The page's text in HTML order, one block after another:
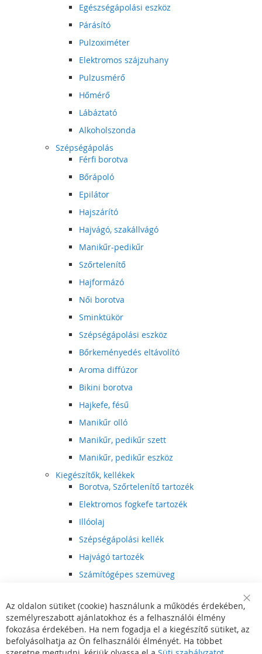
Egészségápolási eszköz
Párásító
Pulzoximéter
Elektromos szájzuhany
Pulzusmérő
Hőmérő
Lábáztató
Alkoholszonda
Szépségápolás
Férfi borotva
Bőrápoló
Epilátor
Hajszárító
Hajvágó, szakállvágó
Manikűr-pedikűr
Szőrtelenítő
Hajformázó
Női borotva
Sminktükör
Szépségápolási eszköz
Bőrkeményedés eltávolító
Aroma diffúzor
Bikini borotva
Hajkefe, fésű
Manikűr olló
Manikűr, pedikűr szett
Manikűr, pedikűr eszköz
Kiegészítők, kellékek
Borotva, Szőrtelenítő tartozék
Elektromos fogkefe tartozék
Illóolaj
Szépségápolási kellék
Hajvágó tartozék
Számítógépes szemüveg
Hajvágó kiegészítő
Szórakoztató elektronika
Multimédia
DVD, BluRay lejátszó
Bar
Az oldalon sütiket (cookie) használunk a működés érdekében,
személyreszabott ajánlatokhoz és a felhasználói élmény
fokozása érdekében. Ha nem fogadja el a kiegészítő sütiket, az
befolyásolhatja az Ön felhasználói élményét. Ha többet